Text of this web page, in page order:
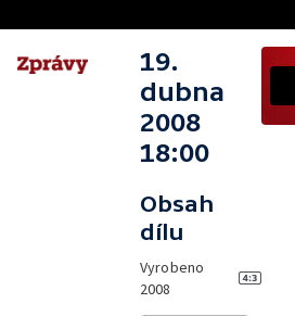
19.
dubna
2008
18:00
Obsah
dílu
Vyrobeno
2008